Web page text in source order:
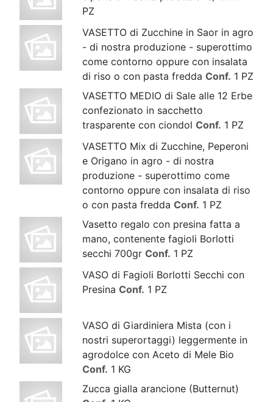
PZ
VASETTO di Zucchine in Saor in agro
- di nostra produzione - superottimo
come contorno oppure con insalata
di riso o con pasta fredda Conf. 1 PZ
VASETTO MEDIO di Sale alle 12 Erbe
confezionato in sacchetto
trasparente con ciondol Conf. 1 PZ
VASETTO Mix di Zucchine, Peperoni
e Origano in agro - di nostra
produzione - superottimo come
contorno oppure con insalata di riso
o con pasta fredda Conf. 1 PZ
Vasetto regalo con presina fatta a
mano, contenente fagioli Borlotti
secchi 700gr Conf. 1 PZ
VASO di Fagioli Borlotti Secchi con
Presina Conf. 1 PZ
VASO di Giardiniera Mista (con i
nostri superortaggi) leggermente in
agrodolce con Aceto di Mele Bio
Conf. 1 KG
Zucca gialla arancione (Butternut)